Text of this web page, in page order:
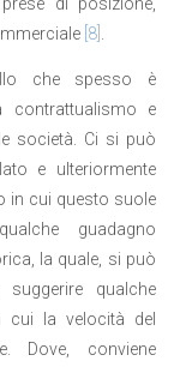
di posizione,
[8] .
che spesso è
contrattualismo e
società. Ci si può
e ulteriormente
in cui questo suole
guadagno
la quale, si può
qualche
cui la velocità del
Dove, conviene